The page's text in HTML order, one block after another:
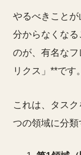
やるべきこと
分からなくな
のが、有名なフ
リクス」**です。
これは、タス
つの領域に分類